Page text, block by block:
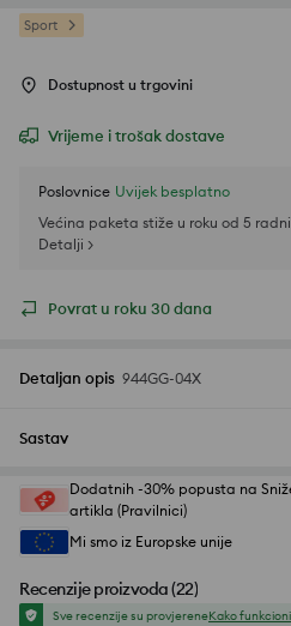
Sport
Dostupnost u trgovini
Vrijeme i trošak dostave
Poslovnice Uvijek besplatno
Većina paketa stiže u roku od 5
Detalji >
Povrat u roku 30 dana
Detaljan opis 944GG-04X
Sastav
Dodatnih -30% popusta na
artikla (Pravilnici)
Mi smo iz Europske unije
Recenzije proizvoda(22)
Sve recenzije su provjereneKako